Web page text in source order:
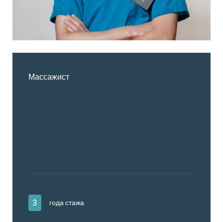
Массажист
3 года стажа